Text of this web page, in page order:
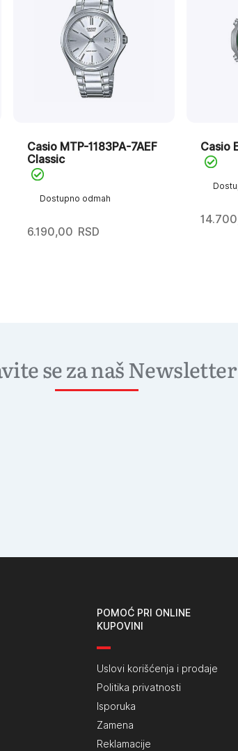
Dostupno odmah
Casio MTP-1183PA-7AEF
Classic
6.190,00 RSD
Casio
se za naš Newsletter
POMOĆ PRI ONLINE
KUPOVINI
Uslovi korišćenja i prodaje
Politika privatnosti
Isporuka
Zamena
Reklamacije